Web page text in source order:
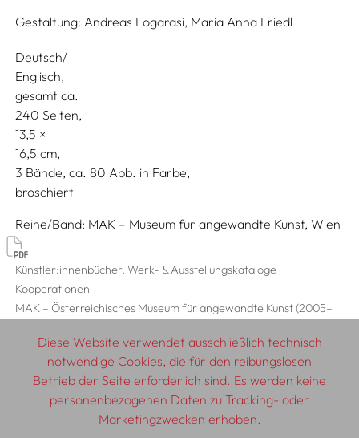
Gestaltung: Andreas Fogarasi, Maria Anna Friedl
Deutsch/
Englisch
gesamt ca.
240 Seiten,
13,5
16,5
3 Bände, ca. 80 Abb. in Farbe
broschiert
Reihe/Band MAK – Museum für angewandte Kunst, Wien
Künstler:innenbücher, Werk- & Ausstellungskataloge
Kooperationen
MAK – Österreichisches Museum für angewandte Kunst (2005–
© 2026 SCHLEBRÜGGE.EDITOR
Diese Website verwendet ausschließlich technisch
notwendige Cookies, die für den reibungslosen
Betrieb der Seite erforderlich sind. Es werden keine
personenbezogenen Daten zu Tracking- oder
Marketingzwecken erhoben.